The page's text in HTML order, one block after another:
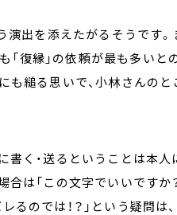
演出を添えたがるそうです。
も「復縁」の依頼が最も多いと
も縋る思いで、小林さんの
書く・送るということは本人
は「この文字でいいですか
のでは！？」という疑問は